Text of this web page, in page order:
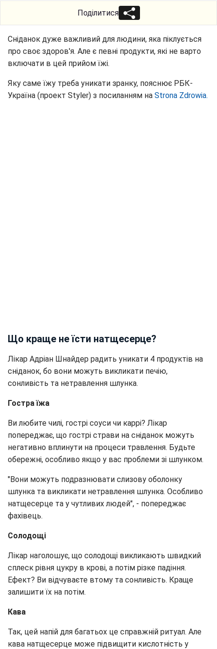
Поділитися
Сніданок дуже важливий для людини, яка піклується
про своє здоров'я. Але є певні продукти, які не варто
включати в цей прийом їжі.
Яку саме їжу треба уникати зранку, пояснює РБК-
Україна (проект Styler) з посиланням на Strona Zdrowia.
Що краще не їсти натщесерце?
Лікар Адріан Шнайдер радить уникати 4 продуктів на
сніданок, бо вони можуть викликати печію,
сонливість та нетравлення шлунка.
Гостра їжа
Ви любите чилі, гострі соуси чи каррі? Лікар
попереджає, що гострі страви на сніданок можуть
негативно вплинути на процеси травлення. Будьте
обережні, особливо якщо у вас проблеми зі шлунком.
"Вони можуть подразнювати слизову оболонку
шлунка та викликати нетравлення шлунка. Особливо
натщесерце та у чутливих людей", - попереджає
фахівець.
Солодощі
Лікар наголошує, що солодощі викликають швидкий
сплеск рівня цукру в крові, а потім різке падіння.
Ефект? Ви відчуваєте втому та сонливість. Краще
залишити їх на потім.
Кава
Так, цей напій для багатьох це справжній ритуал. Але
кава натщесерце може підвищити кислотність у